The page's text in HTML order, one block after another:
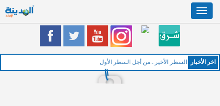
Toggle
navigation
اخر اﻷخبار